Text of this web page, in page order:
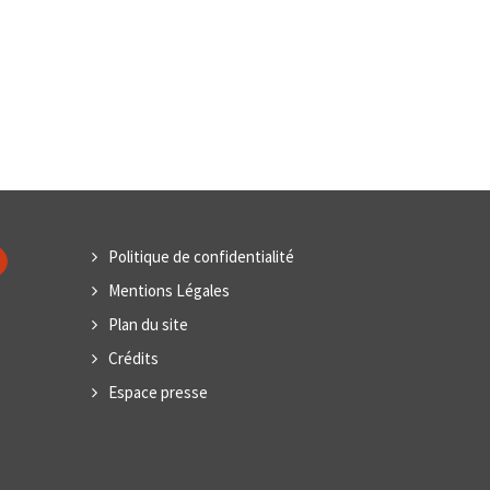
Politique de confidentialité
Mentions Légales
Plan du site
Crédits
Espace presse